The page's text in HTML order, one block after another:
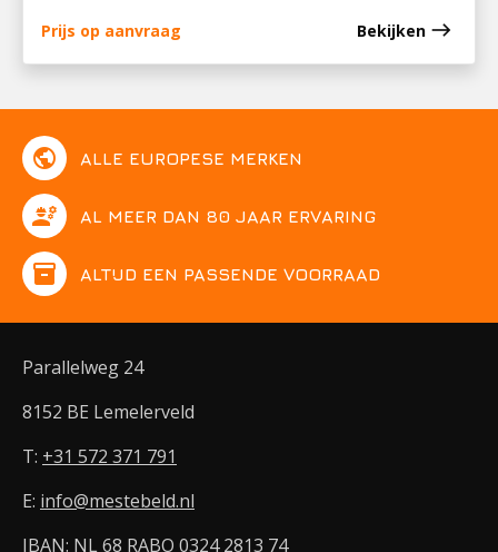
Prijs op aanvraag Bekijken east
public ALLE EUROPESE MERKEN
engineering AL MEER DAN 80 JAAR ERVARING
inventory ALTIJD EEN PASSENDE VOORRAAD
Parallelweg 24
8152 BE Lemelerveld
T: +31 572 371 791
E: info@mestebeld.nl
IBAN: NL 68 RABO 0324 2813 74